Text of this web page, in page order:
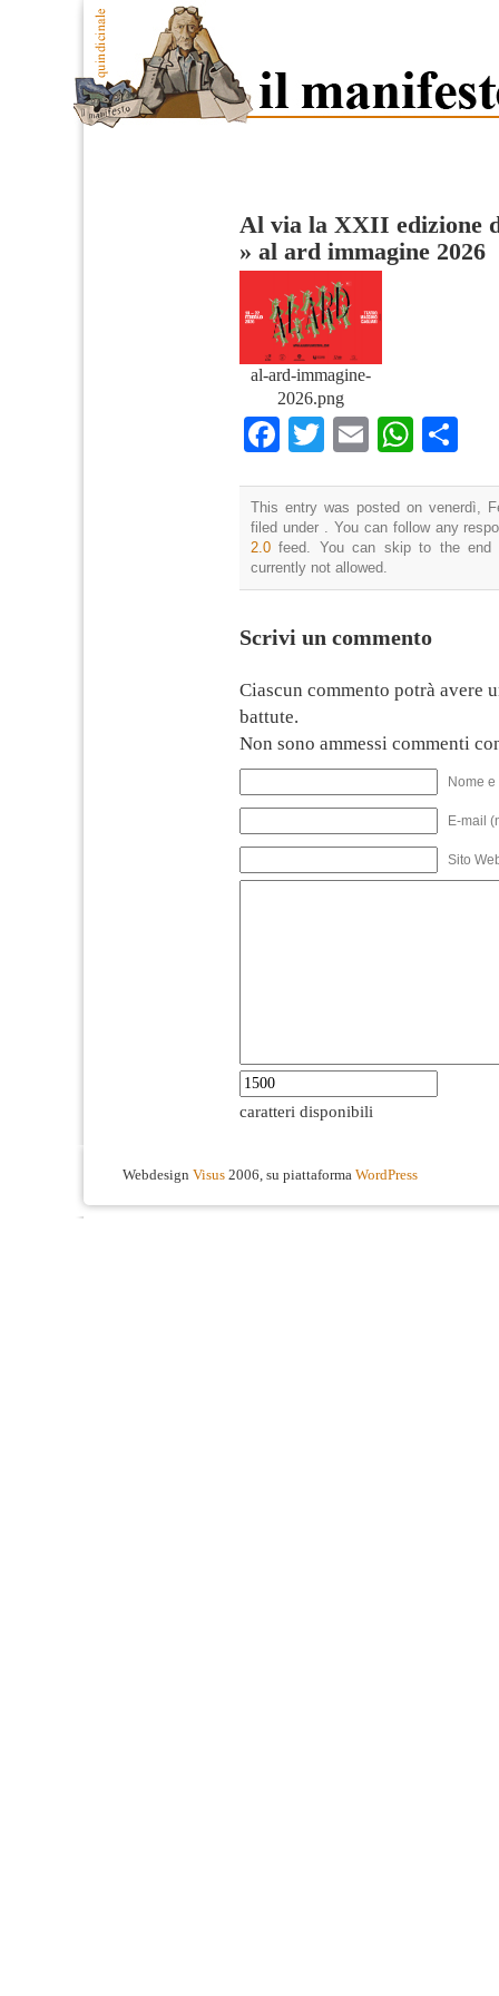
Al via la XXII edizione
» al ard immagine 2026
al-ard-immagine-
2026.png
Facebook
TwitterEmail
This entry was posted on venerdì,
filed under . You can follow any
2.0 feed. You can skip to the end
currently not allowed.
Scrivi un commento
Ciascun commento potrà avere
battute.
Non sono ammessi commenti
Nome
E-mail
Sito
caratteri disponibili
Webdesign Visus 2006, su piattaforma WordPress